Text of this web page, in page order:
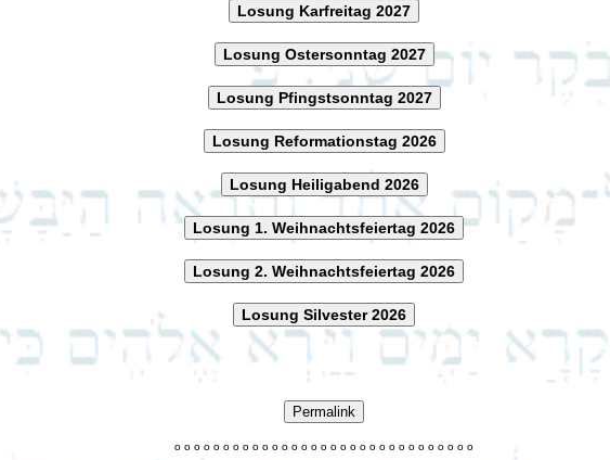
Losung Karfreitag 2027
Losung Ostersonntag 2027
Losung Pfingstsonntag 2027
Losung Reformationstag 2026
Losung Heiligabend 2026
Losung 1. Weihnachtsfeiertag 2026
Losung 2. Weihnachtsfeiertag 2026
Losung Silvester 2026
Permalink
o o o o o o o o o o o o o o o o o o o o o o o o o o o o o o o